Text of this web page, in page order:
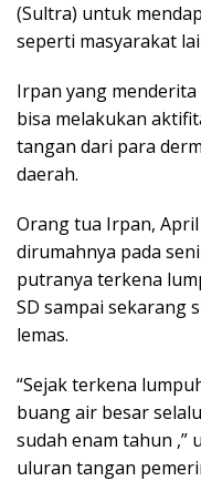
(Sultra) untuk
seperti masyarakat
Irpan yang
bisa melakukan
tangan dari para
daerah.
Orang tua Irpan,
dirumahnya pada
putranya terkena
SD sampai sekarang
lemas.
“Sejak terkena
buang air besar
sudah enam tahun ,”
uluran tangan